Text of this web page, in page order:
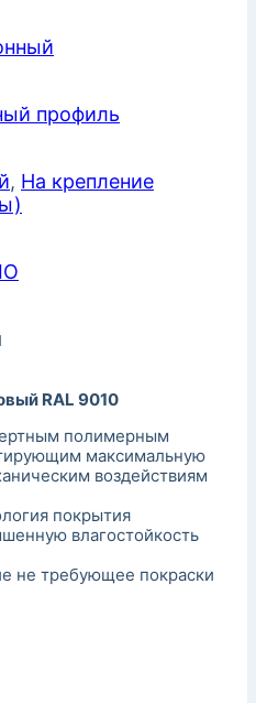
профиль
, На крепление
RAL 9010
полимерным
максимальную
воздействиям
покрытия
влагостойкость
не требующее покраски